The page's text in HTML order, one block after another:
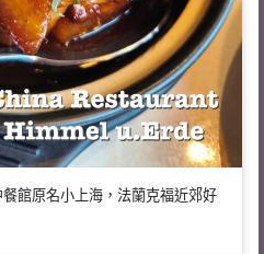
館原名小上海，法蘭克福近郊好